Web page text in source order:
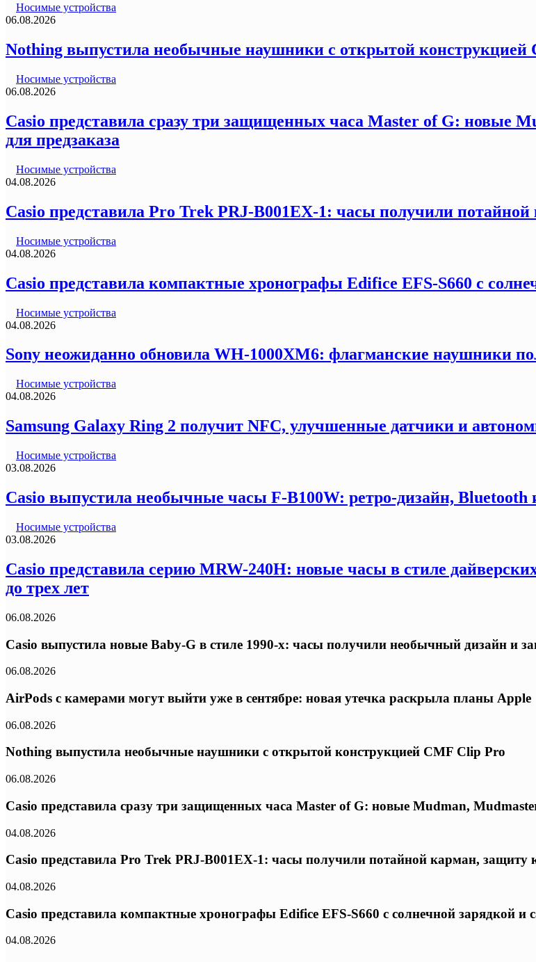
Носимые устройства
06.08.2026
Nothing выпустила необычные наушники с открытой конструкцией
Носимые устройства
06.08.2026
Casio представила сразу три защищенных часа Master of G: новые
для предзаказа
Носимые устройства
04.08.2026
Casio представила Pro Trek PRJ-B001EX-1: часы получили
Носимые устройства
04.08.2026
Casio представила компактные хронографы Edifice EFS-S660 с
Носимые устройства
04.08.2026
Sony неожиданно обновила WH-1000XM6: флагманские наушники
Носимые устройства
04.08.2026
Samsung Galaxy Ring 2 получит NFC, улучшенные датчики и
Носимые устройства
03.08.2026
Casio выпустила необычные часы F-B100W: ретро-дизайн, Bluetooth
Носимые устройства
03.08.2026
Casio представила серию MRW-240H: новые часы в стиле
до трех лет
06.08.2026
Casio выпустила новые Baby-G в стиле 1990-х: часы получили необычный дизайн и
06.08.2026
AirPods с камерами могут выйти уже в сентябре: новая утечка раскрыла планы Apple
06.08.2026
Nothing выпустила необычные наушники с открытой конструкцией CMF Clip Pro
06.08.2026
Casio представила сразу три защищенных часа Master of G: новые Mudman,
04.08.2026
Casio представила Pro Trek PRJ-B001EX-1: часы получили потайной карман, защиту
04.08.2026
Casio представила компактные хронографы Edifice EFS-S660 с солнечной зарядкой и
04.08.2026